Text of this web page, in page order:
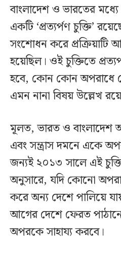
বাংলাদেশ ও ভারতের
একটি ‘প্রত্যর্পণ চুক্তি’
সংশোধন করে
হয়েছিল। ওই চুক্তিতে
হবে, কোন কোন অপরাধে
এমন নানা বিষয় উল্লেখ
মূলত, ভারত ও বাংলাদেশ
এবং সন্ত্রাস দমনে একে
জন্যই ২০১৩ সালে এই
অনুসারে, যদি কোনো
করে অন্য দেশে পালিয়ে
আগের দেশে ফেরত
অপরকে সাহায্য করবে।